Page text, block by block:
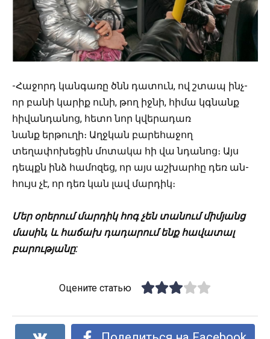
-Հաջորդ կանգառը ծնն դատուն, ով շտապ ինչ-
որ բանի կարիք ունի, թող իջնի, հիմա կգնանք
հիվանդանոց, հետո նոր կվերադառ
նանք երթուղի։ Աղջկան բարեհաջող
տեղափոխեցին մոտակա հի վա նդանոց։ Այս
դեպքն ինձ համոզեց, որ այս աշխարհը դեռ ան-
հույս չէ, որ դեռ կան լավ մարդիկ։
Մեր օրերում մարդիկ հոգ չեն տանում միմյանց
մասին, և հաճախ դադարում ենք հավատալ
բարությանը:
Оцените статью